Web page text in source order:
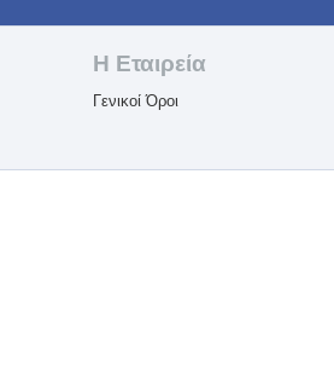
Η Εταιρεία​
Γενικοί Όροι